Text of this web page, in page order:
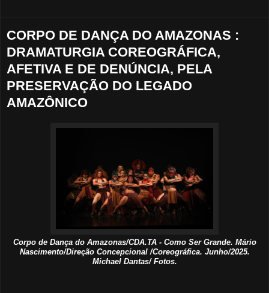
CORPO DE DANÇA DO AMAZONAS :
DRAMATURGIA COREOGRÁFICA,
AFETIVA E DE DENÚNCIA, PELA
PRESERVAÇÃO DO LEGADO
AMAZÔNICO
Corpo de Dança do Amazonas/CDA.TA - Como Ser Grande. Mário
Nascimento/Direção Concepcional /Coreográfica. Junho/2025.
Michael Dantas/ Fotos.